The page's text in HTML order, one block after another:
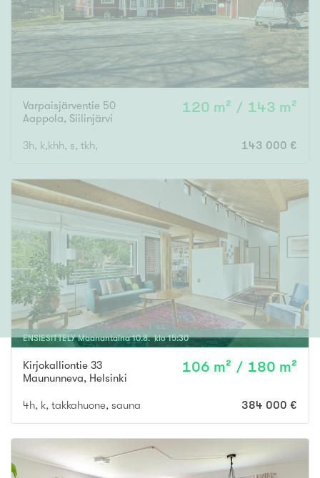
Varpaisjärventie 50
Aappola, Siilinjärvi
120 m² / 143 m²
3h, k,khh, s, tkh, 143 000 €
ENSIESITTELY Maanantaina 10.8. klo15:30
Kirjokalliontie 33
Maununneva, Helsinki
106 m² / 180 m²
4h, k, takkahuone, sauna 384 000 €